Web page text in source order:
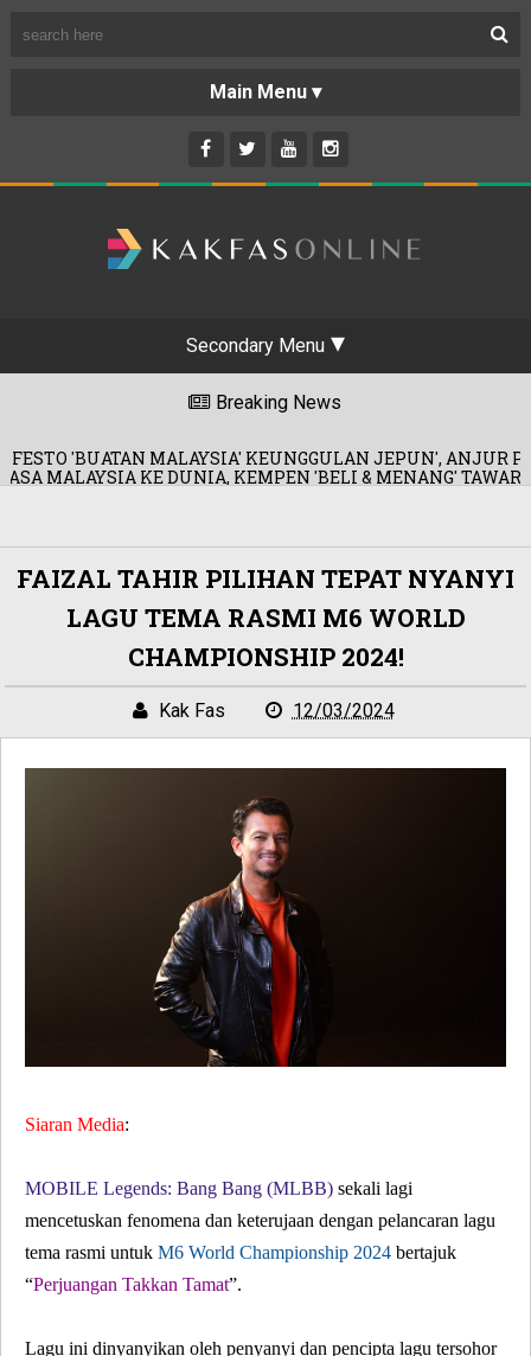
Secondary Menu
Breaking News
MALAYSIA' KEUNGGULAN JEPUN', ANJUR PROMOSI
KE DUNIA, KEMPEN 'BELI & MENANG' TAWAR HADIAH
FAIZAL TAHIR PILIHAN TEPAT NYANYI
LAGU TEMA RASMI M6 WORLD
CHAMPIONSHIP 2024!
Kak Fas 12/03/2024
Siaran Media:
MOBILE Legends: Bang Bang (MLBB) sekali lagi
mencetuskan fenomena dan keterujaan dengan pelancaran lagu
tema rasmi untuk M6 World Championship 2024 bertajuk
“Perjuangan Takkan Tamat”.
Lagu ini dinyanyikan oleh penyanyi dan pencipta lagu tersohor